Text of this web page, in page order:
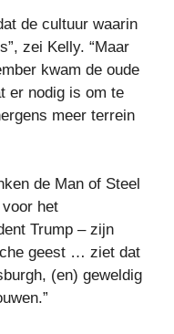
de cultuur waarin
zei Kelly. “Maar
kwam de oude
er nodig is om te
meer terrein
de Man of Steel
het
Trump – zijn
geest … ziet dat
(en) geweldig